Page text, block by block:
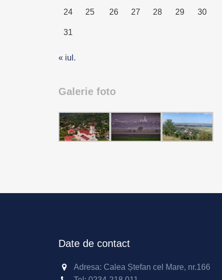
24 25 26 27 28 29 30
31
« iul.
Galerie foto
Date de contact
Adresa: Calea Ștefan cel Mare, nr.166